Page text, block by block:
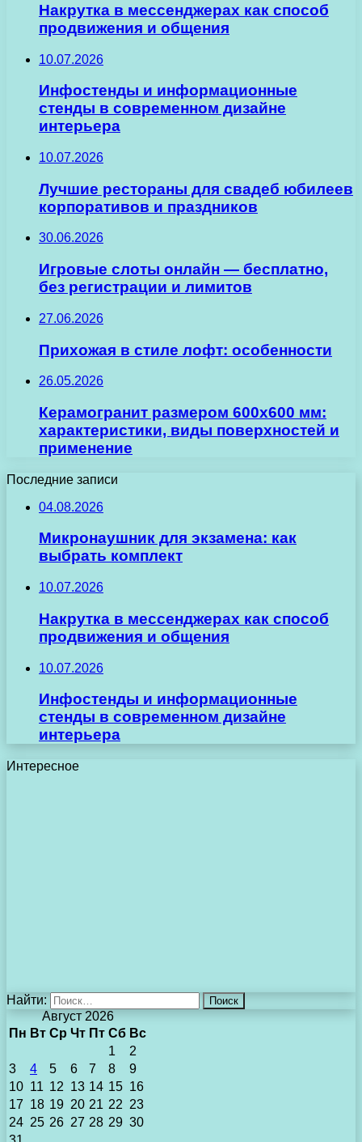
Накрутка в мессенджерах как способ
продвижения и общения
10.07.2026
Инфостенды и информационные
стенды в современном дизайне
интерьера
10.07.2026
Лучшие рестораны для свадеб юбилеев
корпоративов и праздников
30.06.2026
Игровые слоты онлайн — бесплатно,
без регистрации и лимитов
27.06.2026
Прихожая в стиле лофт: особенности
26.05.2026
Керамогранит размером 600х600 мм:
характеристики, виды поверхностей и
применение
Последние записи
04.08.2026
Микронаушник для экзамена: как
выбрать комплект
10.07.2026
Накрутка в мессенджерах как способ
продвижения и общения
10.07.2026
Инфостенды и информационные
стенды в современном дизайне
интерьера
Интересное
Найти:
Август 2026
Пн Вт Ср Чт Пт Сб Вс
1
2
3
4 5 6 7 8
9
10 11 12 13 14 15 16
17 18 19 20 21 22 23
24 25 26 27 28 29 30